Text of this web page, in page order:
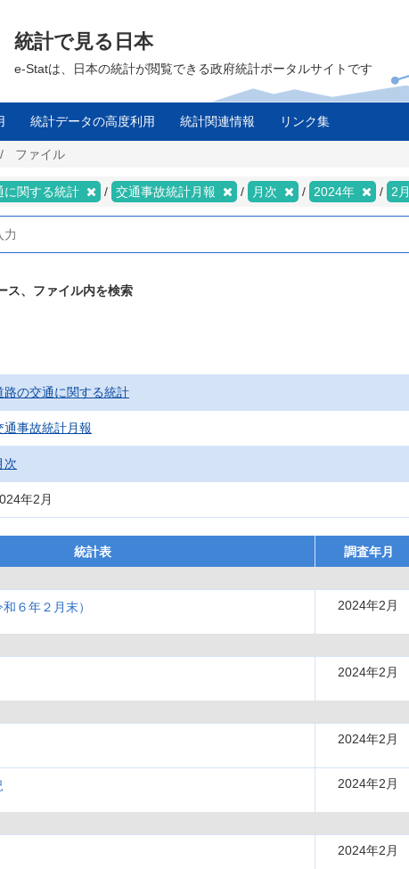
統計で見る日本
e-Statは、日本の統計が閲覧できる政府統計ポータルサイトです
統計データの高度利用 統計関連情報 リンク集
ファイル
に関する統計 交通事故統計月報 月次 2024年 2月
ス、ファイル内を検索
路の交通に関する統計
通事故統計月報
次
年2月
統計表 調査年月
６年２月末）
2024年2月
2024年2月
2024年2月
2024年2月
2024年2月